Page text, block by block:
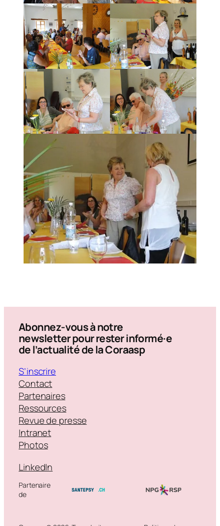
Abonnez-vous à notre
newsletter pour rester informé·e
de l’actualité de la Coraasp
S’inscrire
Contact
Partenaires
Ressources
Revue de presse
Intranet
Photos
LinkedIn
Partenaire
de